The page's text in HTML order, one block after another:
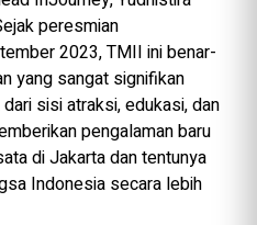
peresmian
2023, TMII ini benar-
yang sangat signifikan
sisi atraksi, edukasi, dan
pengalaman baru
di Jakarta dan tentunya
Indonesia secara lebih